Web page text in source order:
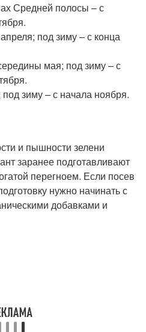
Средней полосы – с
под зиму – с конца
мая; под зиму – с
зиму – с начала ноября.
и пышности зелени
заранее подготавливают
перегноем. Если посев
нужно начинать с
добавками и